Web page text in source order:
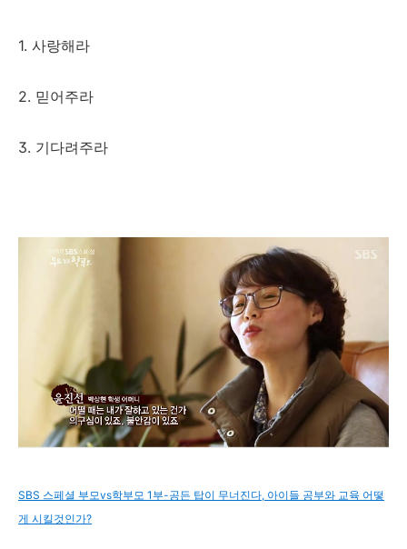
1. 사랑해라
2. 믿어주라
3. 기다려주라
SBS 스페셜 부모vs학부모 1부-공든 탑이 무너진다, 아이들 공부와 교육 어떻
게 시킬것인가?